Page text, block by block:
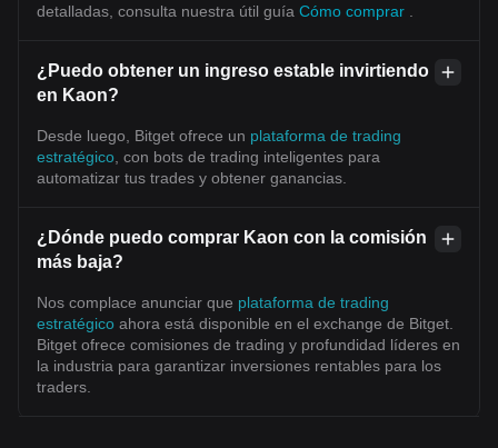
detalladas, consulta nuestra útil guía Cómo comprar
¿Puedo obtener un ingreso estable invirtiendo
en Kaon?
Desde luego, Bitget ofrece un plataforma de trading
estratégico , con bots de trading inteligentes para
automatizar tus trades y obtener ganancias.
¿Dónde puedo comprar Kaon con la comisión
más baja?
Nos complace anunciar que plataforma de trading
estratégico ahora está disponible en el exchange de Bitget.
Bitget ofrece comisiones de trading y profundidad líderes en
la industria para garantizar inversiones rentables para los
traders.